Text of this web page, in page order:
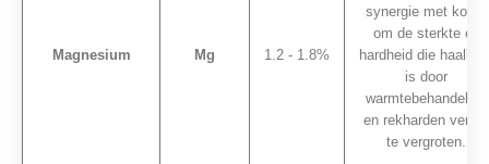
Magnesium Mg 1.2 - 1.8%
synergie met koper
om de sterkte en
hardheid die
is door
warmtebehandeling
en rekharden verder
te vergroten.